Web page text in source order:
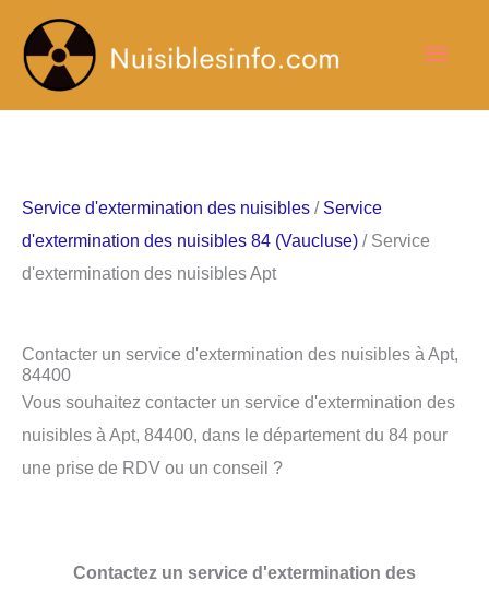
contenu
Service d'extermination des nuisibles / Service
d'extermination des nuisibles 84 (Vaucluse) / Service
d'extermination des nuisibles Apt
Contacter un service d'extermination des nuisibles à Apt,
84400
Vous souhaitez contacter un service d'extermination des
nuisibles à Apt, 84400, dans le département du 84 pour
une prise de RDV ou un conseil ?
Contactez un service d'extermination des